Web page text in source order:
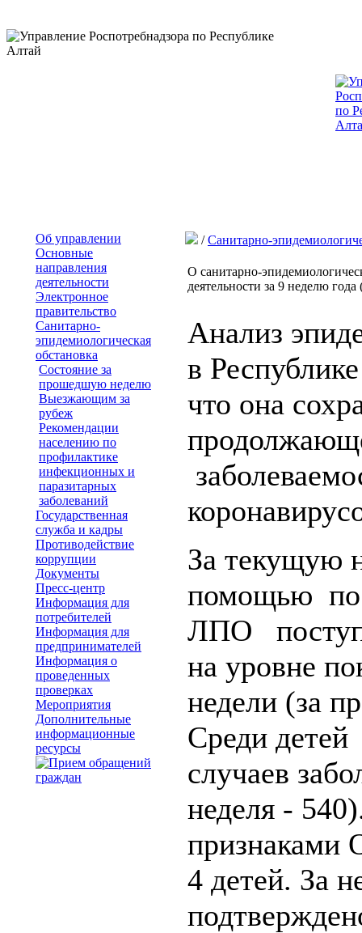
Об управлении
Основные
направления
деятельности
Электронное
правительство
Санитарно-
эпидемиологическая
обстановка
Состояние за
прошедшую неделю
Выезжающим за
рубеж
Рекомендации
населению по
профилактике
инфекционных и
паразитарных
заболеваний
Государственная
служба и кадры
Противодействие
коррупции
Документы
Пресс-центр
Информация для
потребителей
Информация для
предпринимателей
Информация о
проведенных
проверках
Мероприятия
Дополнительные
информационные
ресурсы
/Санитарно-
О санитарно-
деятельности за 9 неделю
Анализ
в
что она
За текущую
помощью по
ЛПО
на уровне
недели (за
Среди детей
случаев
неделя -
признаками
4 детей. За